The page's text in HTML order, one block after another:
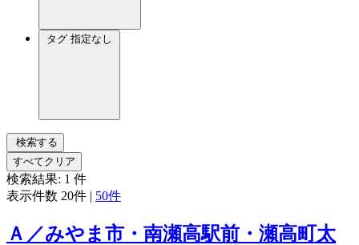
タグ 指定なし
検索する
すべてクリア
検索結果: 1 件
表示件数 20件 | 50件
Ａ／みやま市・南瀬高駅前・瀬高町太